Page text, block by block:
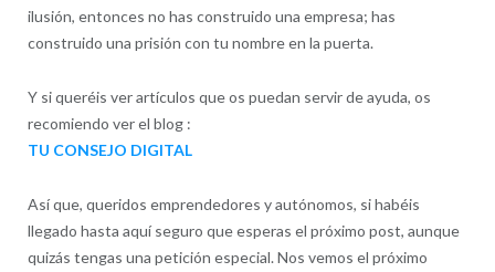
ilusión, entonces no has construido una empresa; has
construido una prisión con tu nombre en la puerta.
Y si queréis ver artículos que os puedan servir de ayuda, os
recomiendo ver el blog :
TU CONSEJO DIGITAL
Así que, queridos emprendedores y autónomos, si habéis
llegado hasta aquí seguro que esperas el próximo post, aunque
quizás tengas una petición especial. Nos vemos el próximo